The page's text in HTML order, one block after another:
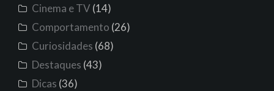
Cinema e TV(14)
Comportamento (26)
Curiosidades (68)
Destaques (43)
Dicas (36)